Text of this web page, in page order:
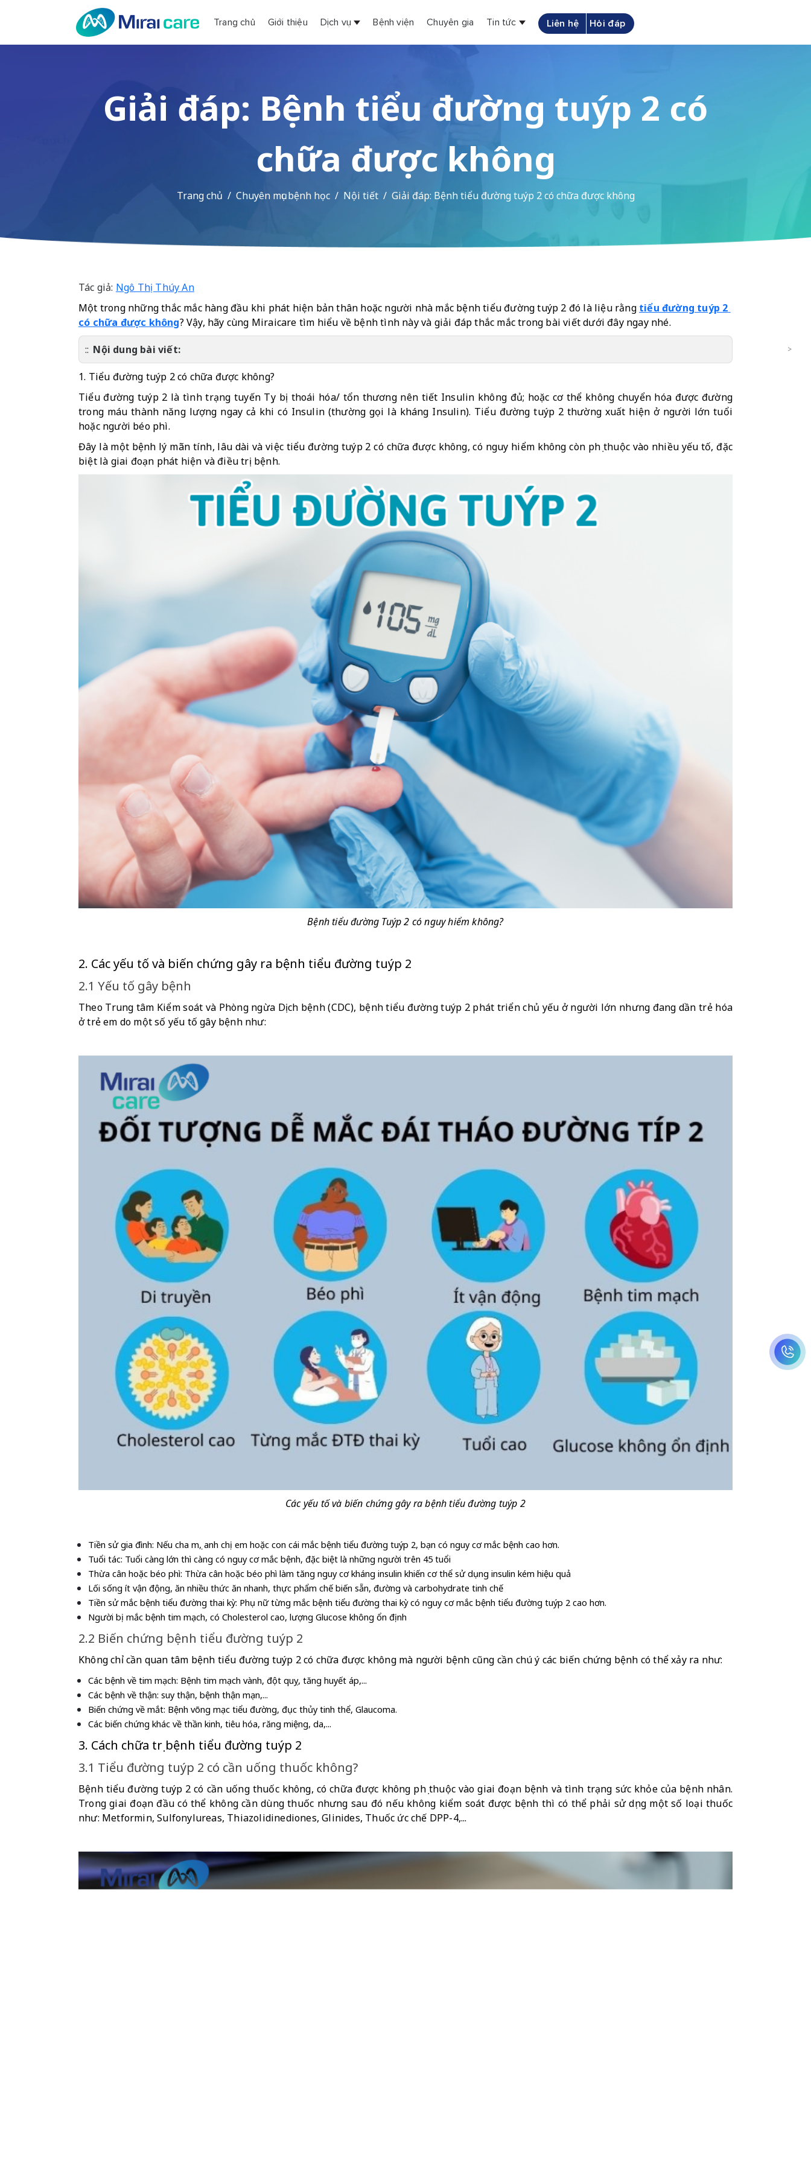
Trang chủ Giới thiệu Dịch vụ Bệnh viện Chuyên gia Tin tức Liên hệ Hỏi đáp
Giải đáp: Bệnh tiểu đường tuýp 2 có
chữa được không
Trang chủ Chuyên mục bệnh học Nội tiết Giải đáp: Bệnh tiểu đường tuýp 2 có chữa được không
Tác giả: Ngô Thị Thúy An
Một trong những thắc mắc hàng đầu khi phát hiện bản thân hoặc người nhà mắc bệnh tiểu đường tuýp 2 đó là liệu rằng tiểu đường tuýp 2
có chữa được không? Vậy, hãy cùng Miraicare tìm hiểu về bệnh tình này và giải đáp thắc mắc trong bài viết dưới đây ngay nhé.
Nội dung bài viết:
1. Tiểu đường tuýp 2 có chữa được không?
Tiểu đường tuýp 2 là tình trạng tuyến Tụy bị thoái hóa/ tổn thương nên tiết Insulin không đủ; hoặc cơ thể không chuyển hóa được đường
trong máu thành năng lượng ngay cả khi có Insulin (thường gọi là kháng Insulin). Tiểu đường tuýp 2 thường xuất hiện ở người lớn tuổi
hoặc người béo phì.
Đây là một bệnh lý mãn tính, lâu dài và việc tiểu đường tuýp 2 có chữa được không, có nguy hiểm không còn phụ thuộc vào nhiều yếu tố, đặc
biệt là giai đoạn phát hiện và điều trị bệnh.
Bệnh tiểu đường Tuýp 2 có nguy hiểm không?
2. Các yếu tố và biến chứng gây ra bệnh tiểu đường tuýp 2
2.1 Yếu tố gây bệnh
Theo Trung tâm Kiểm soát và Phòng ngừa Dịch bệnh (CDC), bệnh tiểu đường tuýp 2 phát triển chủ yếu ở người lớn nhưng đang dần trẻ hóa
ở trẻ em do một số yếu tố gây bệnh như:
Các yếu tố và biến chứng gây ra bệnh tiểu đường tuýp 2
Tiền sử gia đình: Nếu cha mẹ, anh chị em hoặc con cái mắc bệnh tiểu đường tuýp 2, bạn có nguy cơ mắc bệnh cao hơn.
Tuổi tác: Tuổi càng lớn thì càng có nguy cơ mắc bệnh, đặc biệt là những người trên 45 tuổi
Thừa cân hoặc béo phì: Thừa cân hoặc béo phì làm tăng nguy cơ kháng insulin khiến cơ thể sử dụng insulin kém hiệu quả
Lối sống ít vận động, ăn nhiều thức ăn nhanh, thực phẩm chế biến sẵn, đường và carbohydrate tinh chế
Tiền sử mắc bệnh tiểu đường thai kỳ: Phụ nữ từng mắc bệnh tiểu đường thai kỳ có nguy cơ mắc bệnh tiểu đường tuýp 2 cao hơn.
Người bị mắc bệnh tim mạch, có Cholesterol cao, lượng Glucose không ổn định
2.2 Biến chứng bệnh tiểu đường tuýp 2
Không chỉ cần quan tâm bệnh tiểu đường tuýp 2 có chữa được không mà người bệnh cũng cần chú ý các biến chứng bệnh có thể xảy ra như:
Các bệnh về tim mạch: Bệnh tim mạch vành, đột quỵ, tăng huyết áp,...
Các bệnh về thận: suy thận, bệnh thận mạn,...
Biến chứng về mắt: Bệnh võng mạc tiểu đường, đục thủy tinh thể, Glaucoma.
Các biến chứng khác về thần kinh, tiêu hóa, răng miệng, da,...
3. Cách chữa trị bệnh tiểu đường tuýp 2
3.1 Tiểu đường tuýp 2 có cần uống thuốc không?
Bệnh tiểu đường tuýp 2 có cần uống thuốc không, có chữa được không phụ thuộc vào giai đoạn bệnh và tình trạng sức khỏe của bệnh nhân.
Trong giai đoạn đầu có thể không cần dùng thuốc nhưng sau đó nếu không kiểm soát được bệnh thì có thể phải sử dụng một số loại thuốc
như: Metformin, Sulfonylureas, Thiazolidinediones, Glinides, Thuốc ức chế DPP-4,...